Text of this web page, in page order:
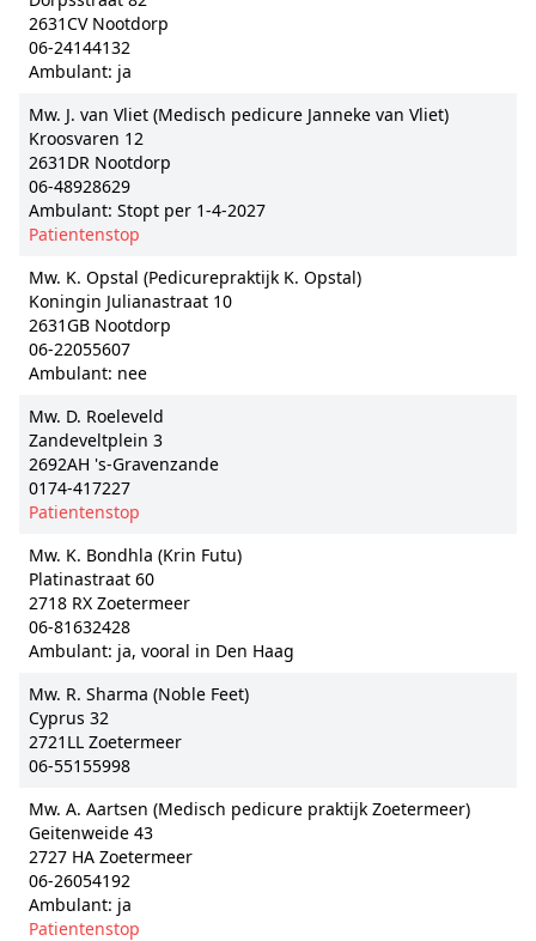
2631CV Nootdorp
06-24144132
Ambulant: ja
Mw. J. van Vliet (Medisch pedicure Janneke van Vliet)
Kroosvaren 12
2631DR Nootdorp
06-48928629
Ambulant: Stopt per 1-4-2027
Patientenstop
Mw. K. Opstal (Pedicurepraktijk K. Opstal)
Koningin Julianastraat 10
2631GB Nootdorp
06-22055607
Ambulant: nee
Mw. D. Roeleveld
Zandeveltplein 3
2692AH 's-Gravenzande
0174-417227
Patientenstop
Mw. K. Bondhla (Krin Futu)
Platinastraat 60
2718 RX Zoetermeer
06-81632428
Ambulant: ja, vooral in Den Haag
Mw. R. Sharma (Noble Feet)
Cyprus 32
2721LL Zoetermeer
06-55155998
Mw. A. Aartsen (Medisch pedicure praktijk Zoetermeer)
Geitenweide 43
2727 HA Zoetermeer
06-26054192
Ambulant: ja
Patientenstop